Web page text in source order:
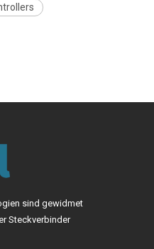
sind gewidmet
Steckverbinder